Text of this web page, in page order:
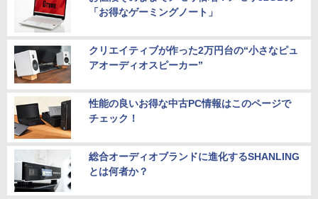
「お得なゲーミングノート」
クリエイティブが作った2万円台の“小さなピュ
アオーディオスピーカー”
性能の良いお得な中古PC情報はこのページで
チェック！
総合オーディオブランドに進化するSHANLING
とは何者か？